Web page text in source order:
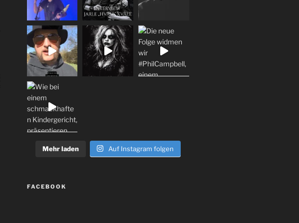
Mehr laden Auf Instagram folgen
FACEBOOK